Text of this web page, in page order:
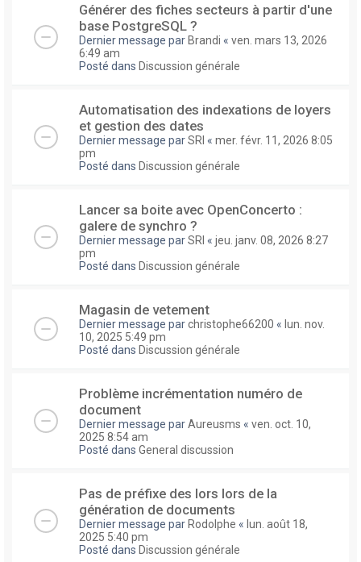
Générer des fiches secteurs à partir d'une
base PostgreSQL ?
Dernier message par Brandi « ven. mars 13, 2026
6:49 am
Posté dans Discussion générale
Automatisation des indexations de loyers
et gestion des dates
Dernier message parSRI « mer. févr. 11, 2026 8:05
pm
Posté dans Discussion générale
Lancer sa boite avec OpenConcerto :
galere de synchro ?
Dernier message parSRI « jeu. janv. 08, 2026 8:27
pm
Posté dans Discussion générale
Magasin de vetement
Dernier message parchristophe66200 « lun. nov.
10, 2025 5:49 pm
Posté dans Discussion générale
Problème incrémentation numéro de
document
Dernier message parAureusms « ven. oct. 10,
2025 8:54 am
Posté dans General discussion
Pas de préfixe des lors lors de la
génération de documents
Dernier message par Rodolphe « lun. août 18,
2025 5:40 pm
Posté dans Discussion générale